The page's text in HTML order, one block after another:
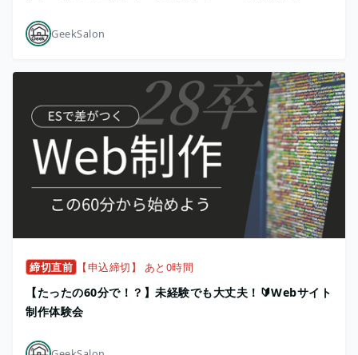
GeekSalon
締切直前 【申込締切】 あと0時間
【たったの60分で！？】未経験でも大丈夫！🔰Webサイト
制作体験会